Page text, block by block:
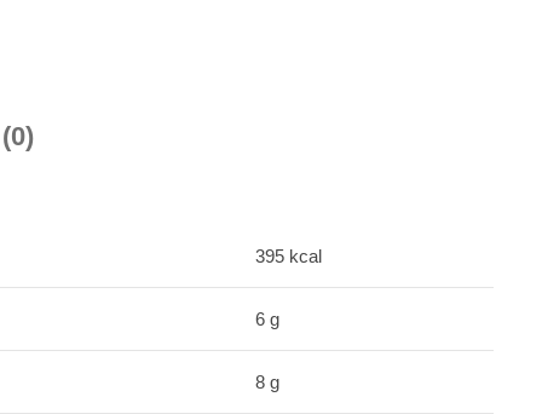
395 kcal
6 g
8 g